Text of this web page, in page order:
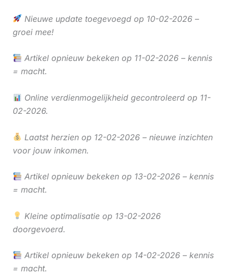
Nieuwe update toegevoegd op 10-02-2026 –
groei mee!
Artikel opnieuw bekeken op 11-02-2026 – kennis
= macht.
Online verdienmogelijkheid gecontroleerd op 11-
02-2026.
Laatst herzien op 12-02-2026 – nieuwe inzichten
voor jouw inkomen.
Artikel opnieuw bekeken op 13-02-2026 – kennis
= macht.
Kleine optimalisatie op 13-02-2026
doorgevoerd.
Artikel opnieuw bekeken op 14-02-2026 – kennis
= macht.